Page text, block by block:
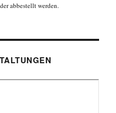
abbestellt werden.